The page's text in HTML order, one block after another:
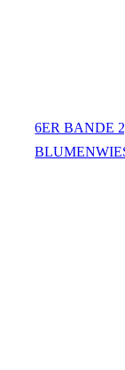
6ER BANDE